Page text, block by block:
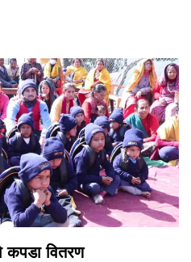
कपडा वितरण